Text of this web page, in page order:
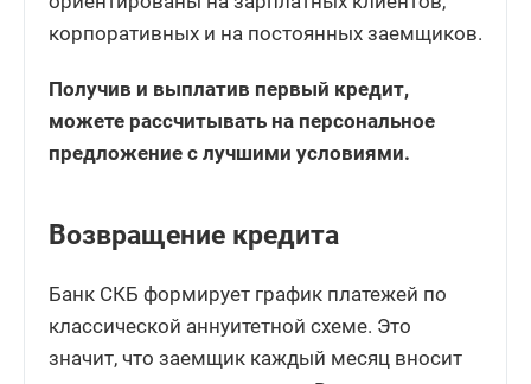
корпоративных и на постоянных заемщиков.
Получив и выплатив первый кредит,
можете рассчитывать на персональное
предложение с лучшими условиями.
Возвращение кредита
Банк СКБ формирует график платежей по
классической аннуитетной схеме. Это
значит, что заемщик каждый месяц вносит